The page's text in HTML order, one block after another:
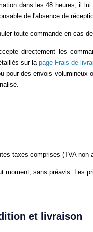
dans les 48 heures, il
de l'absence de
toute commande en cas
directement les
sur lapage Frais de
pour des envois
taxes comprises (TVA non
moment, sans préavis. Les
et livraison